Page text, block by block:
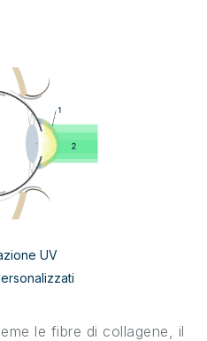
UV
le fibre di collagene, il